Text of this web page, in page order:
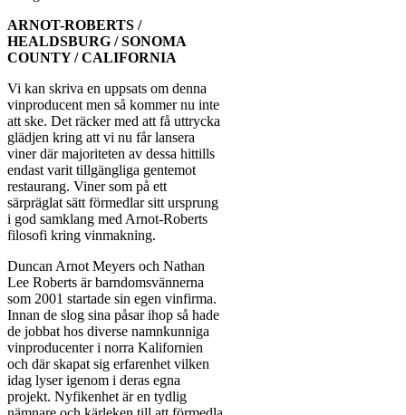
ARNOT-ROBERTS /
HEALDSBURG / SONOMA
COUNTY / CALIFORNIA
Vi kan skriva en uppsats om denna
vinproducent men så kommer nu inte
att ske. Det räcker med att få uttrycka
glädjen kring att vi nu får lansera
viner där majoriteten av dessa hittills
endast varit tillgängliga gentemot
restaurang. Viner som på ett
särpräglat sätt förmedlar sitt ursprung
i god samklang med Arnot-Roberts
filosofi kring vinmakning.
Duncan Arnot Meyers och Nathan
Lee Roberts är barndomsvännerna
som 2001 startade sin egen vinfirma.
Innan de slog sina påsar ihop så hade
de jobbat hos diverse namnkunniga
vinproducenter i norra Kalifornien
och där skapat sig erfarenhet vilken
idag lyser igenom i deras egna
projekt. Nyfikenhet är en tydlig